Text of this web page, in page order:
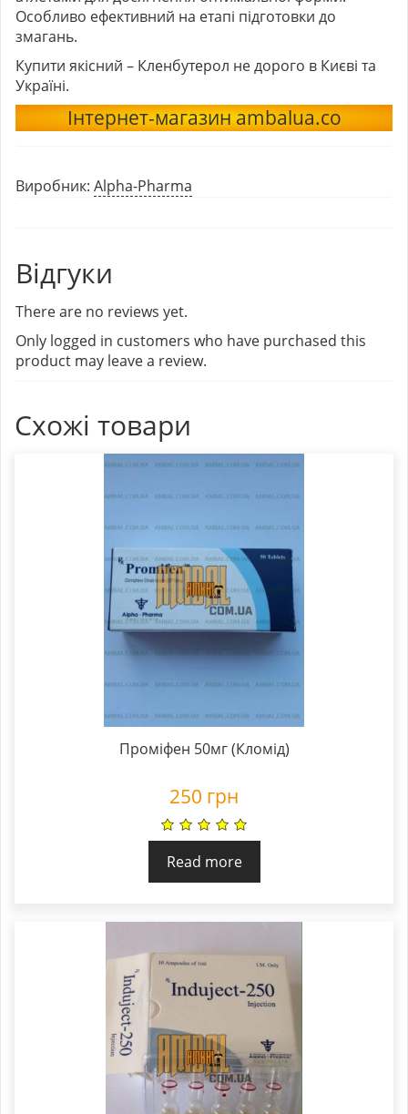
Особливо ефективний на етапі підготовки до
змагань.
Купити якісний – Кленбутерол не дорого в Києві та
Україні.
Інтернет-магазин ambalua.co
Виробник: Alpha-Pharma
Відгуки
There are no reviews yet.
Only logged in customers who have purchased this
product may leave a review.
Схожі товари
Проміфен 50мг (Кломід)
250 грн
Read more